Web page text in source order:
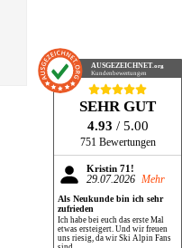
AUSGEZEICHNET.org
Kundenbewertungen
SEHR GUT
4.93 / 5.00
751 Bewertungen
Kristin 71!
29.07.2026 Mehr
Als Neukunde bin ich sehr
zufrieden
Ich habe bei euch das erste Mal
etwas ersteigert. Und wir freuen
uns riesig, da wir Ski Alpin Fans